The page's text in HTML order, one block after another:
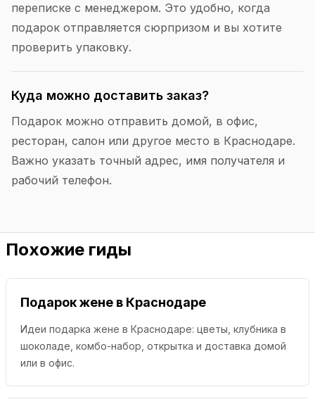
переписке с менеджером. Это удобно, когда
подарок отправляется сюрпризом и вы хотите
проверить упаковку.
Куда можно доставить заказ?
Подарок можно отправить домой, в офис,
ресторан, салон или другое место в Краснодаре.
Важно указать точный адрес, имя получателя и
рабочий телефон.
Похожие гиды
Подарок жене в Краснодаре
Идеи подарка жене в Краснодаре: цветы, клубника в
шоколаде, комбо-набор, открытка и доставка домой
или в офис.